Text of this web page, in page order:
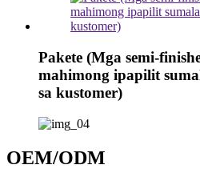
Pakete (Mga semi-
mahimong ipapilit
sa kustomer)
OEM/ODM